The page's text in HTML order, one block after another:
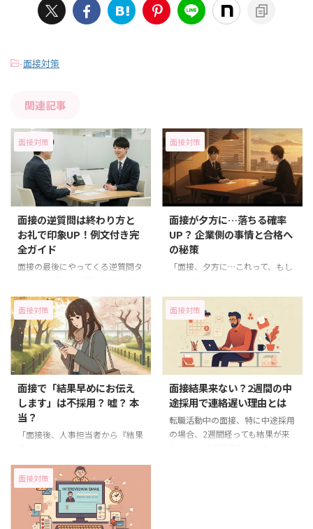
-面接対策
関連記事
面接対策
面接の逆質問は終わり方と
お礼で印象UP！例文付き完
全ガイド
面接の最後にやってくる逆質問タ
くくればいいの？」「ちゃんとお
礼も言いたいけど、どうすれば好
印象？」そんな悩みを抱えていま
せんか？ 実は、面接の逆質問の
終わり方とお礼は、あなたの合否
を左右するかもしれない、とても
重要なポイントなんです！この記
事では、面接官に「おっ！」と思
わせる、効果的な逆質問の締めく
くり方と、感謝の気持ちが伝わる
お礼の言葉を、具体的な例文を交
のポイントや、NG行動、そして
「最後に一言」を求められた時の
面接対策
面接が夕方に…落ちる確率
UP？ 企業側の事情と合格へ
の秘策
「面接、夕方に…これって、もし
活動中の皆さん、面接の時間が夕
方以降に設定されて、こんな不安
を感じていませんか？ ネットで
「面接 夕方 落ちる」と検索して
しまう気持ち、すごくよくわかり
ます。 「夕方の面接は不利」な
んて噂も耳にするし、何だか自信
をなくしてしまいますよね。で
も、ちょっと待ってください！
夕方からの面接だからといって、
必ずしも不採用になるわけではあ
面接対策
面接で「結果早めにお伝え
します」は不採用？ 嘘？ 本
当？
「面接後、人事担当者から『結果
けど、これって不採用のサインな
のかな…」 転職活動をしている
と、面接の最後にこんな風に言わ
れて、モヤモヤした気持ちを抱え
ることってありますよね。 もし
面接対策
面接結果来ない？2週間の中
途採用で連絡遅い理由とは
転職活動中の面接、特に中途採用
の場合、2週間経っても結果が来
面接対策